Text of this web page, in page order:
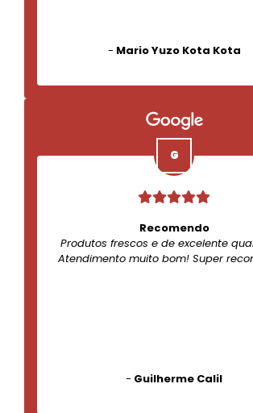
- Mario Yuzo Kota Kota
Recomendo
Produtos frescos e de excelente
Atendimento muito bom! Super
- Guilherme Calil